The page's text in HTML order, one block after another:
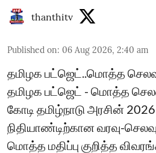
thanthitv
Published on: 06 Aug 2026, 2:40 am
தமிழக பட்ஜெட்..மொத்த
தமிழக பட்ஜெட் - மொத்த
கோடி தமிழ்நாடு அரசின்
நிதியாண்டிற்கான வரவு-
மொத்த மதிப்பு குறித்த